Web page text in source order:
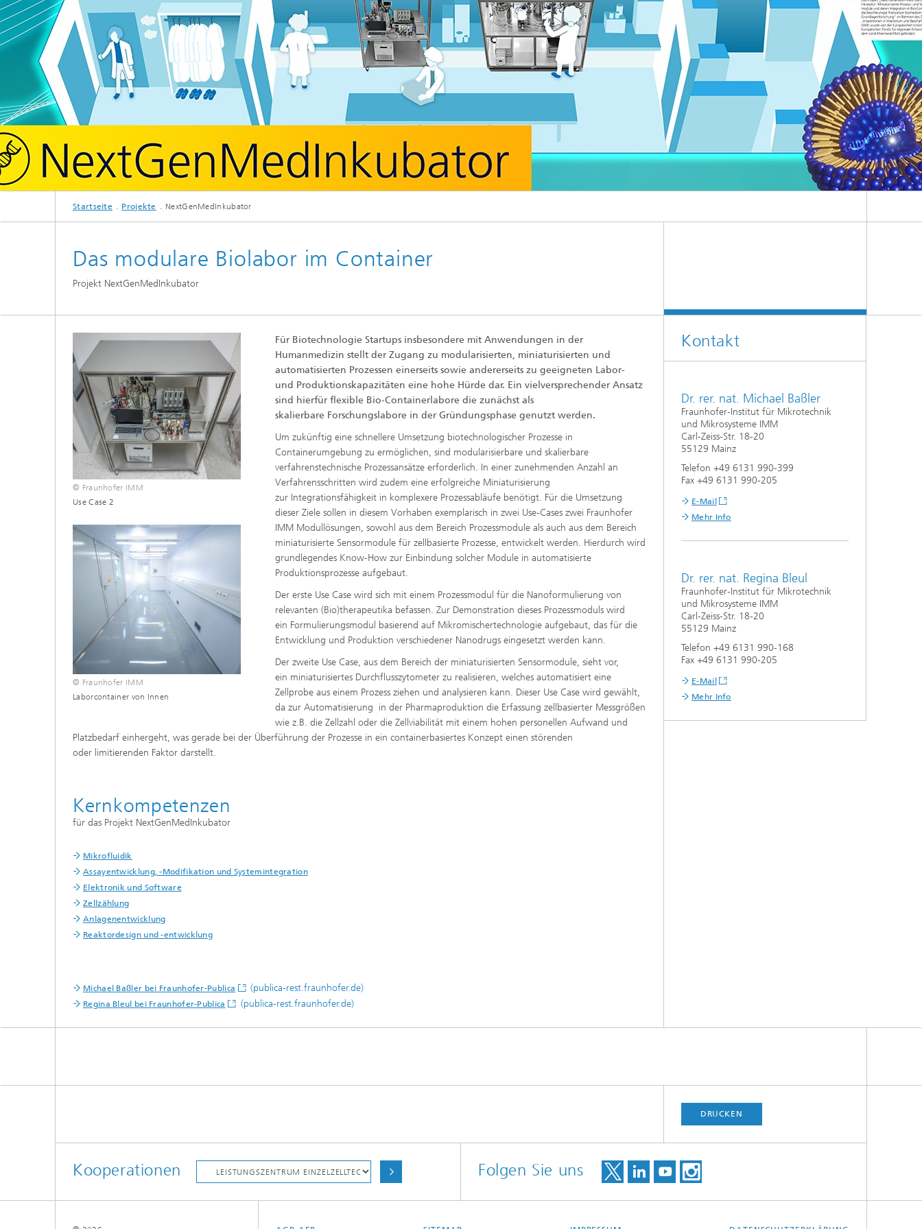
Startseite Projekte NextGenMedInkubator
Das modulare Biolabor im Container
Projekt NextGenMedInkubator
© Fraunhofer IMM
Use Case 2
© Fraunhofer IMM
Laborcontainer von Innen
Für Biotechnologie Startups insbesondere mit Anwendungen in der
Humanmedizin stellt der Zugang zu modularisierten, miniaturisierten und
automatisierten Prozessen einerseits sowie andererseits zu geeigneten Labor-
und Produktionskapazitäten eine hohe Hürde dar. Ein vielversprechender Ansatz
sind hierfür flexible Bio-Containerlabore die zunächst als
skalierbare Forschungslabore in der Gründungsphase genutzt werden.
Um zukünftig eine schnellere Umsetzung biotechnologischer Prozesse in
Containerumgebung zu ermöglichen, sind modularisierbare und skalierbare
verfahrenstechnische Prozessansätze erforderlich. In einer zunehmenden Anzahl an
Verfahrensschritten wird zudem eine erfolgreiche Miniaturisierung
zur Integrationsfähigkeit in komplexere Prozessabläufe benötigt. Für die Umsetzung
dieser Ziele sollen in diesem Vorhaben exemplarisch in zwei Use-Cases zwei Fraunhofer
IMM Modullösungen, sowohl aus dem Bereich Prozessmodule als auch aus dem Bereich
miniaturisierte Sensormodule für zellbasierte Prozesse, entwickelt werden. Hierdurch wird
grundlegendes Know-How zur Einbindung solcher Module in automatisierte
Produktionsprozesse aufgebaut.
Der erste Use Case wird sich mit einem Prozessmodul für die Nanoformulierung von
relevanten (Bio)therapeutika befassen. Zur Demonstration dieses Prozessmoduls wird
ein Formulierungsmodul basierend auf Mikromischertechnologie aufgebaut, das für die
Entwicklung und Produktion verschiedener Nanodrugs eingesetzt werden kann.
Der zweite Use Case, aus dem Bereich der miniaturisierten Sensormodule, sieht vor,
ein miniaturisiertes Durchflusszytometer zu realisieren, welches automatisiert eine
Zellprobe aus einem Prozess ziehen und analysieren kann. Dieser Use Case wird gewählt,
da zur Automatisierung in der Pharmaproduktion die Erfassung zellbasierter Messgrößen
wie z.B. die Zellzahl oder die Zellviabilität mit einem hohen personellen Aufwand und
Platzbedarf einhergeht, was gerade bei der Überführung der Prozesse in ein containerbasiertes Konzept einen störenden
oder limitierenden Faktor darstellt.
Kernkompetenzen
für das Projekt NextGenMedInkubator
Mikrofluidik
Assayentwicklung, -Modifikation und Systemintegration
Elektronik und Software
Zellzählung
Anlagenentwicklung
Reaktordesign und -entwicklung
Michael Baßler bei Fraunhofer-Publica (publica-rest.fraunhofer.de)
Regina Bleul bei Fraunhofer-Publica (publica-rest.fraunhofer.de)
Kontakt
Dr. rer. nat. Michael Baßler
Fraunhofer-Institut für Mikrotechnik
und Mikrosysteme IMM
Carl-Zeiss-Str. 18-20
55129 Mainz
Telefon +49 6131 990-399
Fax +49 6131 990-205
E-Mail
Mehr Info
Dr. rer. nat. Regina Bleul
Fraunhofer-Institut für Mikrotechnik
und Mikrosysteme IMM
Carl-Zeiss-Str. 18-20
55129 Mainz
Telefon +49 6131 990-168
Fax +49 6131 990-205
E-Mail
Mehr Info
DRUCKEN
Kooperationen Folgen Sie uns